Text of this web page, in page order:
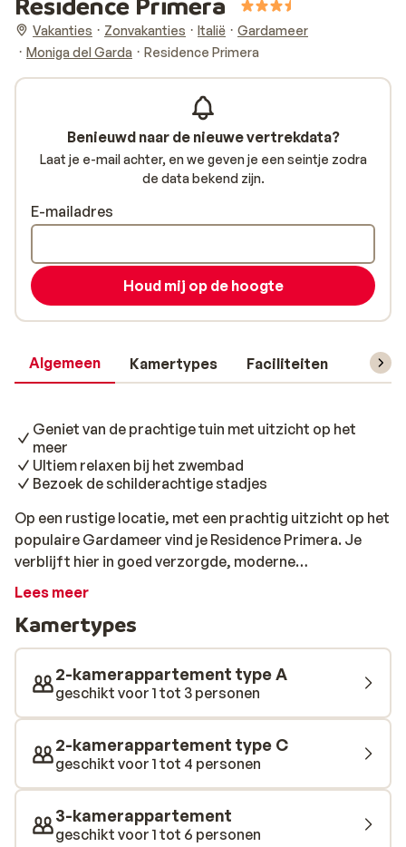
Vakanties Zonvakanties Italië
Gardameer
Moniga del Garda
Residence Primera
Algemeen Kamertypes Faciliteiten
Geniet van de prachtige tuin met uitzicht op het
meer
Ultiem relaxen bij het zwembad
Bezoek de schilderachtige stadjes
Op een rustige locatie, met een prachtig uitzicht op het
populaire Gardameer vind je Residence Primera. Je
verblijft hier in goed verzorgde, moderne
appartementen met 1 of 2 slaapkamers, fijne keuken en
beschikt over een klein winkeltje, waar je terecht kunt
voor wat dagelijkse boodschappen en er is ook een
restaurants, waar je ’s avonds heerlijk kunt dineren.
Daarnaast is er een prachtig zwembad met ligstoelen
en zitzakken, waar je overdag kunt relaxen.
Lees meer
Kamertypes
2-kamerappartement type A
geschikt voor 1 tot 3 personen
2-kamerappartement type C
geschikt voor 1 tot 4 personen
3-kamerappartement
geschikt voor 1 tot 6 personen
Benieuwd naar de nieuwe vertrekdata?
Laat je e-mail achter, en we geven je een seintje zodra
de data bekend zijn.
E-mailadres
Houd mij op de hoogte